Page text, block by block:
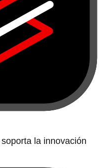
la innovación